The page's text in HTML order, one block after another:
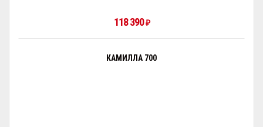
118 390 ₽
КАМИЛЛА 700